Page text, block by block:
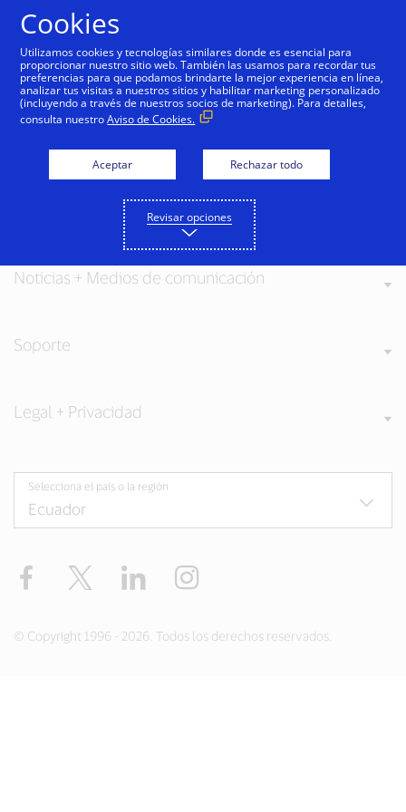
Nuestros valores
Noticias + Medios de comunicación
Soporte
Legal + Privacidad
Selecciona el país o la región
Facebook Twitter LinkedIn
© Copyright 1996 - 2026. Todos los derechos reservados.
Cookies
Utilizamos cookies y tecnologías similares donde es esencial para
proporcionar nuestro sitio web. También las usamos para recordar tus
preferencias para que podamos brindarte la mejor experiencia en línea,
analizar tus visitas a nuestros sitios y habilitar marketing personalizado
(incluyendo a través de nuestros socios de marketing). Para detalles,
consulta nuestroAviso de Cookies.
Aceptar Rechazar todo
Revisar opciones